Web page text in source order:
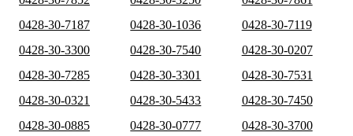
0428-30-7187
0428-30-1036
0428-30-7119
0428-30-3300
0428-30-7540
0428-30-0207
0428-30-7285
0428-30-3301
0428-30-7531
0428-30-0321
0428-30-5433
0428-30-7450
0428-30-0885
0428-30-0777
0428-30-3700